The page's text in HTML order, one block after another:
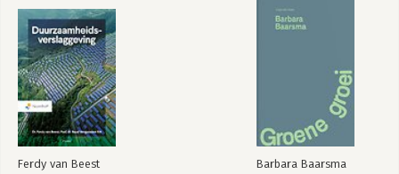
Ferdy van Beest Barbara Baarsma